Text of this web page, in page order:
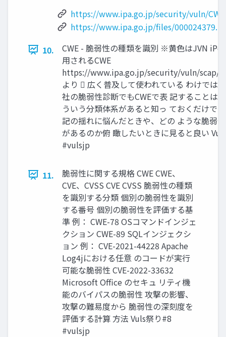
https://www.ipa.go.jp/security/vuln/
https://www.ipa.go.jp/files/
10.
CWE - 脆弱性の種類を識別 ※黄色はJVN
用されるCWE
https://www.ipa.go.jp/security/vuln/scap/
より  広く普及して使われている わけでは
社の脆弱性診断でもCWEで表 記することは
ういう分類体系があると知っ ておくだけで
記の揺れに悩んだときや、どの ような脆弱
があるのか俯 瞰したいときに見ると良い
#vulsjp
11.
脆弱性に関する規格 CWE CWE、
CVE、CVSS CVE CVSS 脆弱性の種類
を識別する分類 個別の脆弱性を識別
する番号 個別の脆弱性を評価する基
準 例： CWE-78 OSコマンドインジェ
クション CWE-89 SQLインジェクシ
ョン 例： CVE-2021-44228 Apache
Log4jにおける任意 のコードが実行
可能な脆弱性 CVE-2022-33632
Microsoft Office のセキュ リティ機
能のバイパスの脆弱性 攻撃の影響、
攻撃の難易度から 脆弱性の深刻度を
評価する計算 方法 Vuls祭り#8
#vulsjp